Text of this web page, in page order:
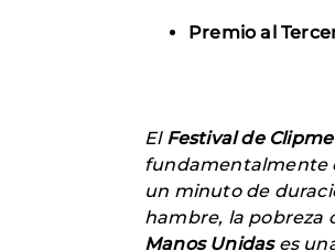
Premio al
El Festival de
fundamentalmente
un minuto de
hambre, la pobreza
Manos Unidas es